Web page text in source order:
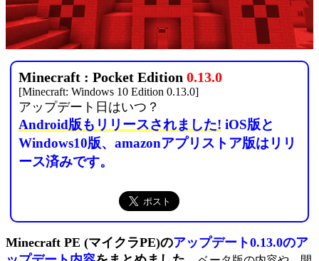
Minecraft : Pocket Edition 0.13.0
[Minecraft: Windows 10 Edition 0.13.0]
アップデート日はいつ？
Android版もリリースされました! iOS版と
Windows10版、amazonアプリストア版はリリ
ース済みです。
Minecraft PE (マイクラPE)のアップデート0.13.0のア